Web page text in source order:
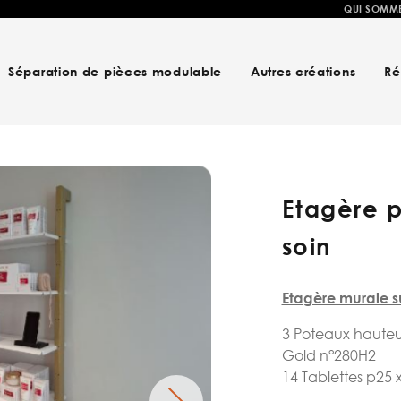
QUI
Séparation de pièces modulable Autres créations
Etagère
soin
Etagère murale
3 Poteaux
Gold n°280H2
14 Tablettes p25